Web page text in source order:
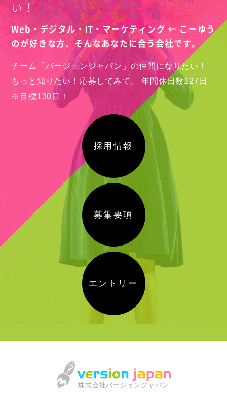
い！
Web・デジタル・IT・マーケティング ← こーゆう
のが好きな方、そんなあなたに合う会社です。
チーム「バージョンジャパン」の仲間になりたい！
もっと知りたい！応募してみて。
年間休日数127日
※目標130日！
採用情報
募集要項
エントリー
株式会社バージョンジャパン